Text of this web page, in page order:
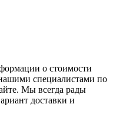
о стоимости
специалистами по
Мы всегда рады
доставки и